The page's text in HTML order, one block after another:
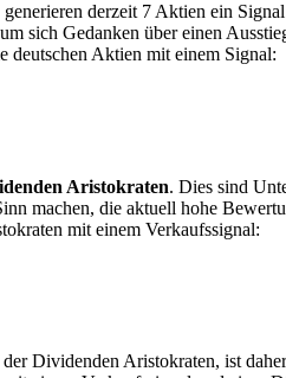
derzeit 7 Aktien ein
sich Gedanken über einen
deutschen Aktien mit einem Signal:
Aristokraten. Dies sind
machen, die aktuell hohe
mit einem Verkaufssignal:
Dividenden Aristokraten, ist